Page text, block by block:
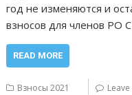
год не изменяются и
взносов для членов РО
READ MORE
Взносы 2021